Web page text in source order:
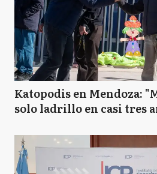
Katopodis en Mendoza:
solo ladrillo en casi tres